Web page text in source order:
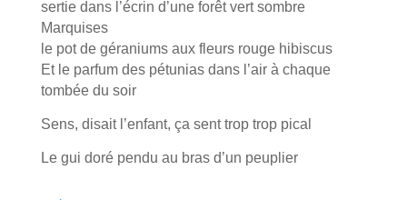
sertie dans l’écrin d’une forêt vert sombre
Marquises
le pot de géraniums aux fleurs rouge hibiscus
Et le parfum des pétunias dans l’air à chaque
tombée du soir
Sens, disait l’enfant, ça sent trop trop pical
Le gui doré pendu au bras d’un peuplier